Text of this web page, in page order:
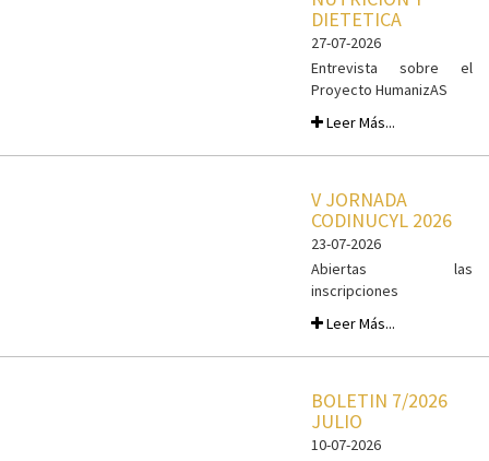
DIETETICA
27-07-2026
Entrevista sobre el
Proyecto HumanizAS
Leer Más...
V JORNADA
CODINUCYL 2026
23-07-2026
Abiertas las
inscripciones
Leer Más...
BOLETIN 7/2026
JULIO
10-07-2026